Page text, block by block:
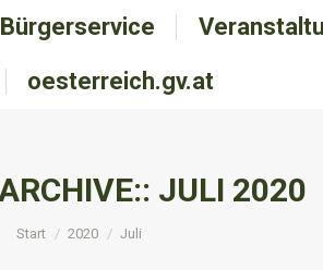
Bürgerservice
oesterreich.gv.at
JULI 2020
Sie befinden sich hier:
Start 2020 Juli
Bürgerservice
oesterreich.gv.at